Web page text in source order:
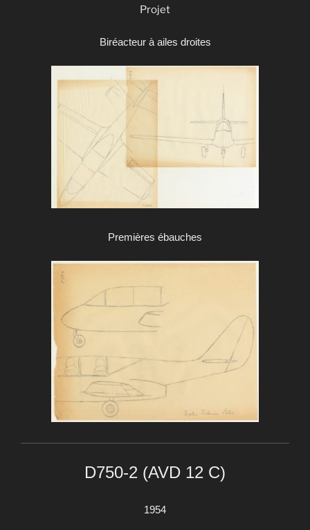
Projet
Biréacteur à ailes droites
Premières ébauches
D750-2 (AVD 12 C)
1954